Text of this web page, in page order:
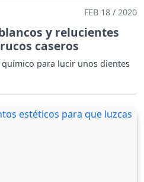
FEB 18 / 2020
y relucientes
caseros
para lucir unos dientes